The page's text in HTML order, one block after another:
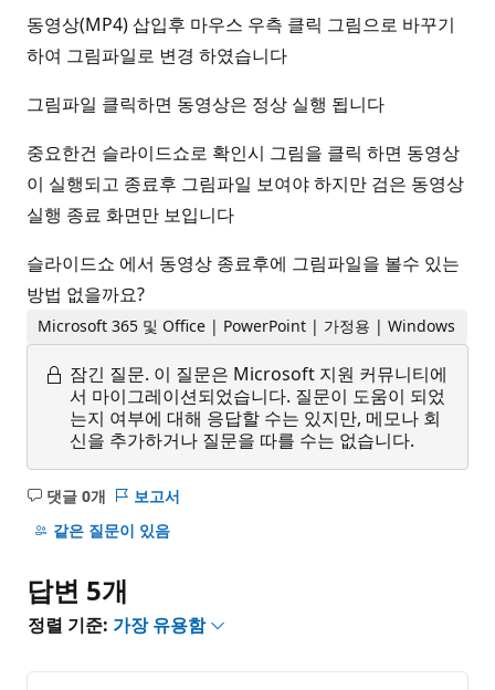
동영상(MP4) 삽입후 마우스 우측 클릭 그림으로 바꾸기
하여 그림파일로 변경 하였습니다
그림파일 클릭하면 동영상은 정상 실행 됩니다
중요한건 슬라이드쇼로 확인시 그림을 클릭 하면 동영상
이 실행되고 종료후 그림파일 보여야 하지만 검은 동영상
실행 종료 화면만 보입니다
슬라이드쇼 에서 동영상 종료후에 그림파일을 볼수 있는
방법 없을까요?
Microsoft 365 및 Office | PowerPoint | 가정용 | Windows
잠긴 질문. 이 질문은 Microsoft 지원 커뮤니티에
서 마이그레이션되었습니다. 질문이 도움이 되었
는지 여부에 대해 응답할 수는 있지만, 메모나 회
신을 추가하거나 질문을 따를 수는 없습니다.
댓글 0개
설
명
음
보고서
같은 질문이 있음
답변 5개
정렬 기준: 가장 유용함